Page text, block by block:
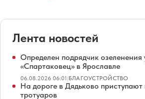
Лента новостей
Определен подрядчик озеленения
«Спартаковец» в Ярославле
06.08.2026 06:01|БЛАГОУСТРОЙСТВО
На дороге в Дядьково приступают
тротуаров